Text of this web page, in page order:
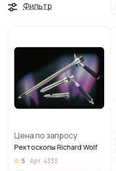
Фильтр
Цена по запросу
Ректоскопы Richard Wolf
5 Арт. 4333